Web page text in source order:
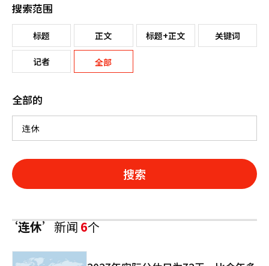
搜索范围
标题 正文 标题+正文 关键词
记者 全部
全部的
搜索
‘连休’新闻6个